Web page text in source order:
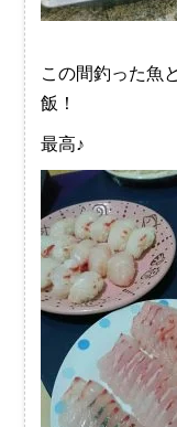
この間釣った魚
飯！
最高♪